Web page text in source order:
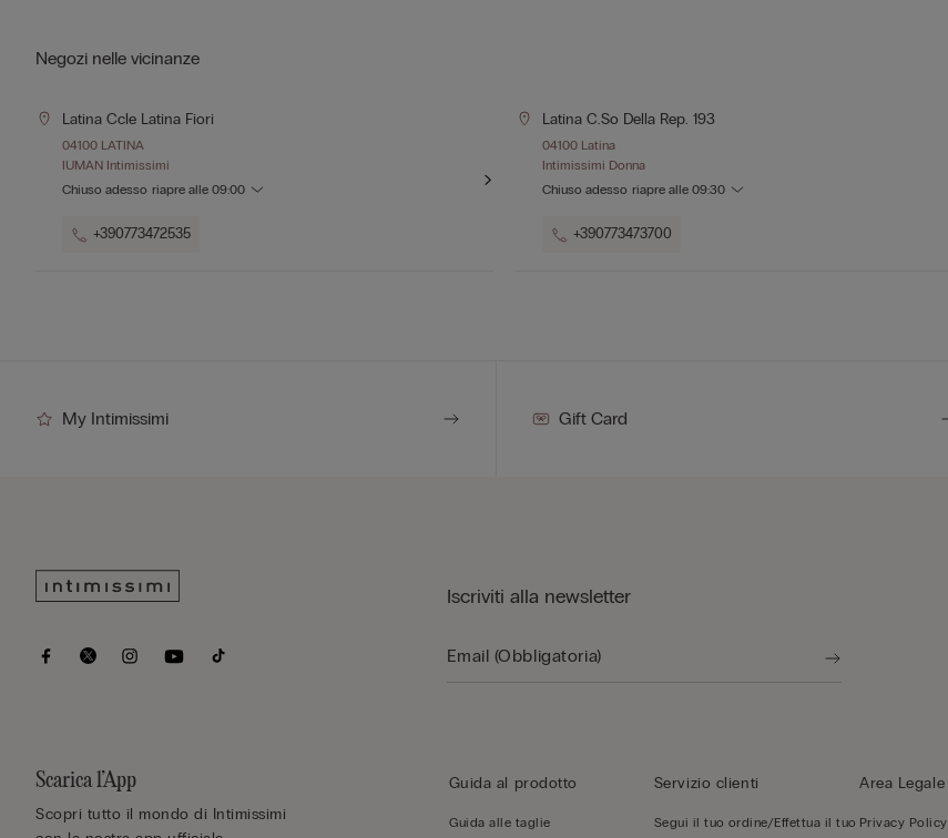
Negozi nelle vicinanze
Latina Ccle Latina Fiori
04100 LATINA
IUMAN Intimissimi
Chiuso adesso riapre alle 09:00
+390773472535
Latina C.so Della Rep. 193
04100 Latina
Intimissimi Donna
Chiuso adesso riapre alle09:30
+390773473700
My Intimissimi Gift Card
Scarica l’App
Scopri tutto il mondo di Intimissimi
Iscriviti alla newsletter
Guida al prodotto
Guida alle taglie
Servizio clienti
Segui il tuo ordine/Effettua il tuo
Area Legale
Privacy Policy